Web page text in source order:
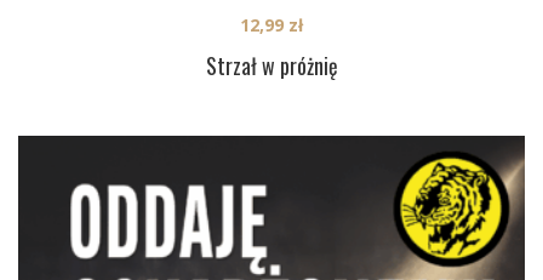
Strzał w próżnię
12,99 zł